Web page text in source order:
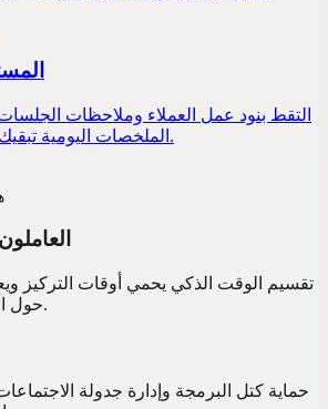
التقط بنود عمل العملاء وملاحظات
الملخصات اليومية تبقيك على اطلاع بكل عميل.
تقسيم الوقت الذكي يحمي أوقات التركيز
حول الاجتماعات طوال اليوم.
حماية كتل البرمجة وإدارة جدولة